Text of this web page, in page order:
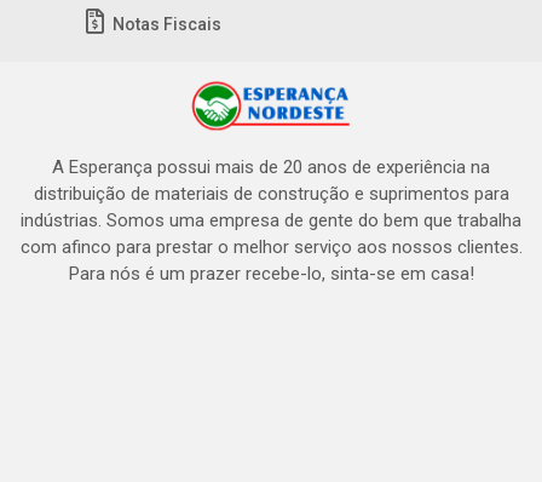
Notas Fiscais
A Esperança possui mais de 20 anos de experiência na
distribuição de materiais de construção e suprimentos para
indústrias. Somos uma empresa de gente do bem que trabalha
com afinco para prestar o melhor serviço aos nossos clientes.
Para nós é um prazer recebe-lo, sinta-se em casa!